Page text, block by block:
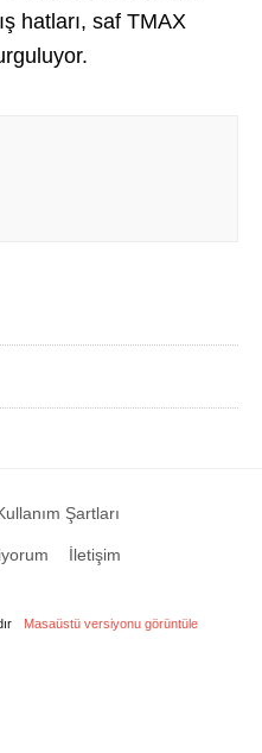
hatları, saf TMAX
Şartları
İletişim
Masaüstü versiyonu görüntüle